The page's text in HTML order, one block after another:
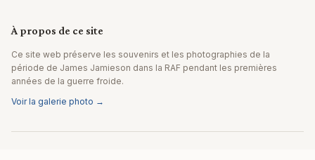
À propos de ce site
Ce site web préserve les souvenirs et les photographies de la
période de James Jamieson dans la RAF pendant les premières
années de la guerre froide.
Voir la galerie photo →